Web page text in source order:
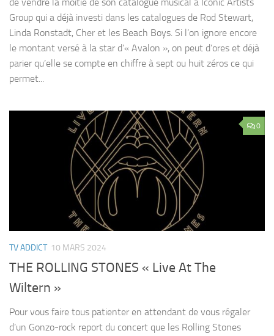
Group qui a déjà investi dans les catalogues de Rod Stewart,
Linda Ronstadt, Cher et les Beach Boys. Si l’on ignore encore
le montant versé à la star d’« Avalon », on peut d’ores et déjà
parier qu’elle se compte en chiffre à sept ou huit zéros ce qui
permet...
0
TV ADDICT 10 MARS 2024
THE ROLLING STONES « Live At The
Wiltern »
Pour vous faire tous patienter en attendant de vous régaler
d’un Gonzo-rock report du concert que les Rolling Stones